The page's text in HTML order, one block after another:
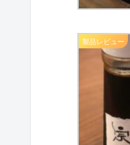
製品レビュー